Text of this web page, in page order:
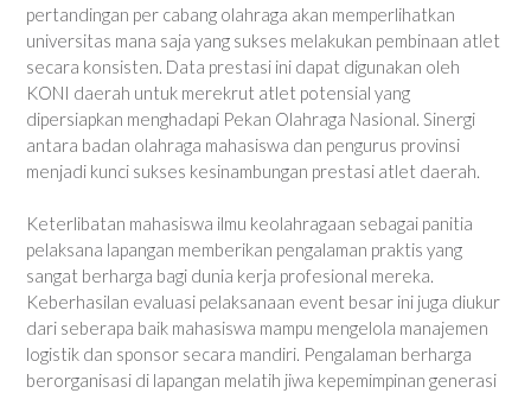
pertandingan per cabang olahraga akan memperlihatkan
universitas mana saja yang sukses melakukan pembinaan atlet
secara konsisten. Data prestasi ini dapat digunakan oleh
KONI daerah untuk merekrut atlet potensial yang
dipersiapkan menghadapi Pekan Olahraga Nasional. Sinergi
antara badan olahraga mahasiswa dan pengurus provinsi
menjadi kunci sukses kesinambungan prestasi atlet daerah.
Keterlibatan mahasiswa ilmu keolahragaan sebagai panitia
pelaksana lapangan memberikan pengalaman praktis yang
sangat berharga bagi dunia kerja profesional mereka.
Keberhasilan evaluasi pelaksanaan event besar ini juga diukur
dari seberapa baik mahasiswa mampu mengelola manajemen
logistik dan sponsor secara mandiri. Pengalaman berharga
berorganisasi di lapangan melatih jiwa kepemimpinan generasi